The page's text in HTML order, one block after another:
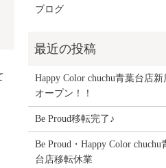
ブログ
Happy Color chuchu青葉台店新
オープン！！
Be Proud移転完了♪
Be Proud・Happy Color chuchu
台店移転休業